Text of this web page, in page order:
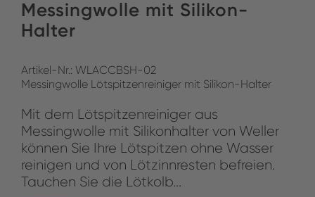
Messingwolle mit Silikon-
Halter
Artikel-Nr.: WLACCBSH-02
Messingwolle Lötspitzenreiniger mit Silikon-Halter
Mit dem Lötspitzenreiniger aus
Messingwolle mit Silikonhalter von Weller
können Sie Ihre Lötspitzen ohne Wasser
reinigen und von Lötzinnresten befreien.
Tauchen Sie die Lötkolb...